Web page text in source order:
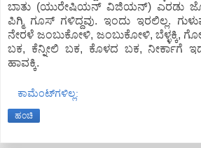
ಬಾತು (ಯುರೇಷಿಯನ್ ವಿಜಿಯನ್) ಎರಡು
ಪಿಗ್ಮಿ ಗೂಸ್ ಗಳಿದ್ದವು. ಇಂದು ಇರಲಿಲ್ಲ.
ನೇರಳೆ ಜಂಬುಕೋಳಿ, ಜಂಬುಕೋಳಿ, ಬೆಳ್ಳಕ್ಕಿ,
ಬಕ, ಕೆನ್ನೀಲಿ ಬಕ, ಕೊಳದ ಬಕ, ನೀರ್ಕಾಗೆ
ಹಾವಕ್ಕಿ.
ಕಾಮೆಂಟ್‌ಗಳಿಲ್ಲ:
ಹಂಚಿ